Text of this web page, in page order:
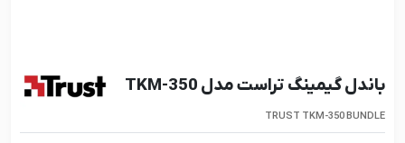
باندل گیمینگ تراست مدل TKM-350
TRUST TKM-350 BUNDLE